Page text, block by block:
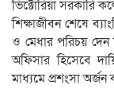
ভিক্টোরিয়া সরকারি
শিক্ষাজীবন শেষে
ও মেধার পরিচয় দেন
অফিসার হিসেবে
মাধ্যমে প্রশংসা